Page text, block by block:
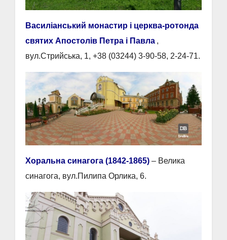
Василіанський монастир і церква-ротонда
святих Апостолів Петра і Павла ,
вул.Стрийська, 1, +38 (03244) 3-90-58, 2-24-71.
Хоральна синагога (1842-1865) – Велика
синагога, вул.Пилипа Орлика, 6.